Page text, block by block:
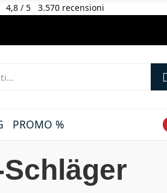
4,8/ 5 3.570 recensioni
PROMO %